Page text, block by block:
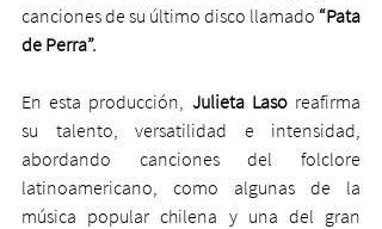
canciones de su último disco llamado “Pata
de Perra”.
En esta producción, Julieta Laso reafirma
su talento, versatilidad e intensidad,
abordando canciones del folclore
latinoamericano, como algunas de la
música popular chilena y una del gran